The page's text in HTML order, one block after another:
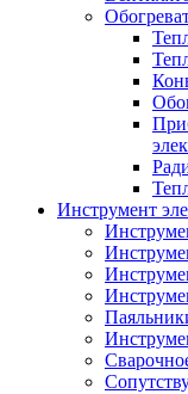
Инструмент